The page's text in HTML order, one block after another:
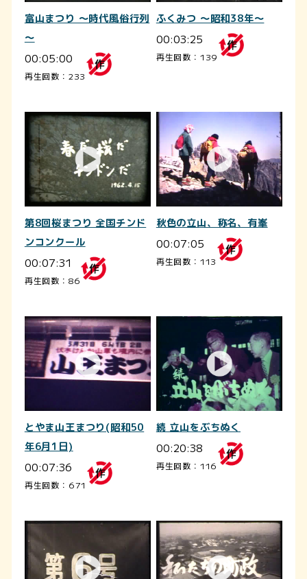
富山まつり ～時代風俗行列
～
00:05:00
再生回数：233
ふくみつ ～昭和38年～
00:03:25
再生回数：139
第8回桜まつり 全国チンド
ンコンクール
00:07:31
再生回数：86
秋色の立山、称名、有峯
00:07:05
再生回数：113
とやま山王まつり(昭和50
年6月1日)
00:07:36
再生回数：671
続 立山をぶちぬく
00:20:38
再生回数：116